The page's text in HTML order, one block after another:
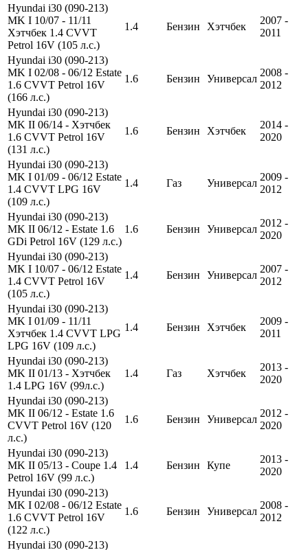
Hyundai i30 (090-213)
MK I 10/07 - 11/11
Хэтчбек 1.4 CVVT
Petrol 16V (105 л.с.)
1.4 Бензин Хэтчбек
2007 -
2011
Hyundai i30 (090-213)
MK I 02/08 - 06/12 Estate
1.6 CVVT Petrol 16V
(166 л.с.)
1.6 Бензин Универсал
2008 -
2012
Hyundai i30 (090-213)
MK II 06/14 - Хэтчбек
1.6 CVVT Petrol 16V
(131 л.с.)
1.6 Бензин Хэтчбек
2014 -
2020
Hyundai i30 (090-213)
MK I 01/09 - 06/12 Estate
1.4 CVVT LPG 16V
(109 л.с.)
1.4 Газ Универсал
2009 -
2012
Hyundai i30 (090-213)
MK II 06/12 - Estate 1.6
GDi Petrol 16V (129 л.с.)
1.6 Бензин Универсал
2012 -
2020
Hyundai i30 (090-213)
MK I 10/07 - 06/12 Estate
1.4 CVVT Petrol 16V
(105 л.с.)
1.4 Бензин Универсал
2007 -
2012
Hyundai i30 (090-213)
MK I 01/09 - 11/11
Хэтчбек 1.4 CVVT LPG
LPG 16V (109 л.с.)
1.4 Бензин Хэтчбек
2009 -
2011
Hyundai i30 (090-213)
MK II 01/13 - Хэтчбек
1.4 LPG 16V (99л.с.)
1.4 Газ Хэтчбек
2013 -
2020
Hyundai i30 (090-213)
MK II 06/12 - Estate 1.6
CVVT Petrol 16V (120
л.с.)
1.6 Бензин Универсал
2012 -
2020
Hyundai i30 (090-213)
MK II 05/13 - Coupe 1.4
Petrol 16V (99 л.с.)
1.4 Бензин Купе
2013 -
2020
Hyundai i30 (090-213)
MK I 02/08 - 06/12 Estate
1.6 CVVT Petrol 16V
(122 л.с.)
1.6 Бензин Универсал
2008 -
2012
Hyundai i30 (090-213)